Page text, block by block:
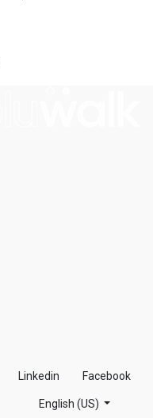
Linkedin Facebook
English (US)